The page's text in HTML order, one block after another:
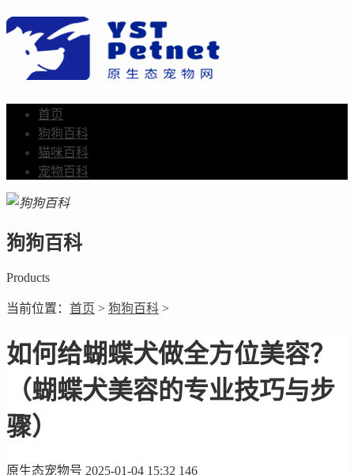
首页
狗狗百科
猫咪百科
宠物百科
狗狗百科
Products
当前位置： 首页 > 狗狗百科 >
如何给蝴蝶犬做全方位美容？
（蝴蝶犬美容的专业技巧与步
骤）
原生态宠物号 2025-01-04 15:32 146